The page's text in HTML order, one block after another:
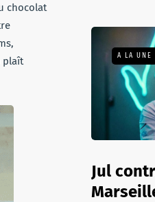
chocolat
plaît
A LA UNE
Jul